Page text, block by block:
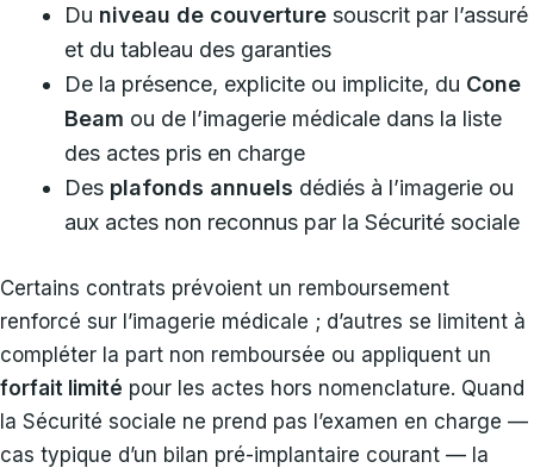
Du niveau de couverture souscrit par l’assuré
et du tableau des garanties
De la présence, explicite ou implicite, du Cone
Beam ou de l’imagerie médicale dans la liste
des actes pris en charge
Des plafonds annuels dédiés à l’imagerie ou
aux actes non reconnus par la Sécurité sociale
Certains contrats prévoient un remboursement
renforcé sur l’imagerie médicale ; d’autres se limitent à
compléter la part non remboursée ou appliquent un
forfait limité pour les actes hors nomenclature. Quand
la Sécurité sociale ne prend pas l’examen en charge —
cas typique d’un bilan pré-implantaire courant — la